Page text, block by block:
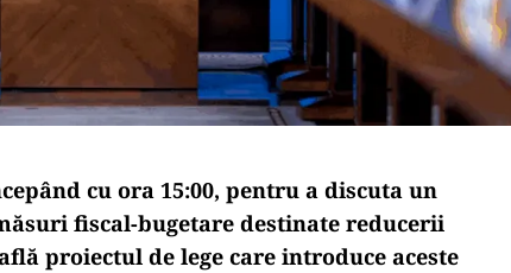
cu ora 15:00, pentru a discuta un
fiscal-bugetare destinate reducerii
proiectul de lege care introduce aceste